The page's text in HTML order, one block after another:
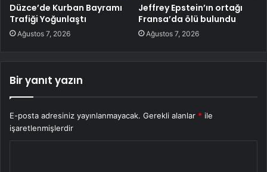
Düzce’de Kurban Bayramı
Trafiği Yoğunlaştı
Ağustos 7, 2026
Jeffrey Epstein’ın ortağı
Fransa’da ölü bulundu
Ağustos 7, 2026
Bir yanıt yazın
E-posta adresiniz yayınlanmayacak. Gerekli alanlar * ile
işaretlenmişlerdir